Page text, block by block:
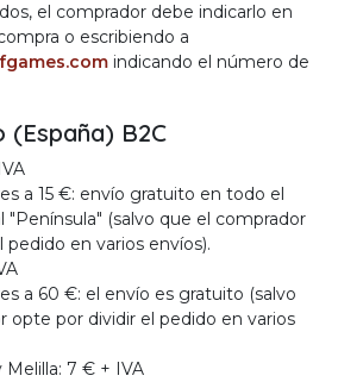
el comprador debe indicarlo en
o escribiendo a
indicando el número de
(España) B2C
a 15 €: envío gratuito en todo el
"Península" (salvo que el comprador
en varios envíos).
a 60 €: el envío es gratuito (salvo
opte por dividir el pedido en varios
Melilla: 7 € + IVA